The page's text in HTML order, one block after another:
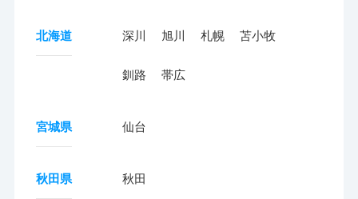
北海道 深川 旭川 札幌 苫小牧
釧路 帯広
宮城県 仙台
秋田県 秋田